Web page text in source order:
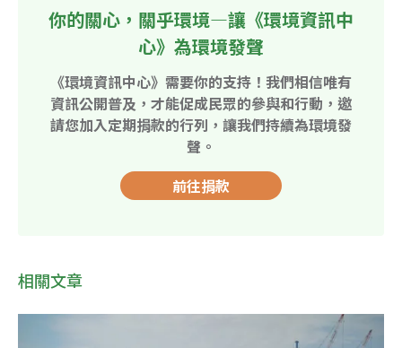
你的關心，關乎環境—讓《環境資訊中
心》為環境發聲
《環境資訊中心》需要你的支持！我們相信唯有
資訊公開普及，才能促成民眾的參與和行動，邀
請您加入定期捐款的行列，讓我們持續為環境發
聲。
前往捐款
相關文章